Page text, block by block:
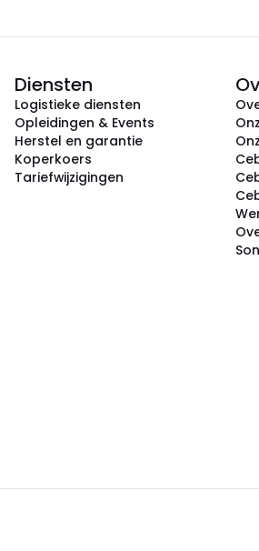
Diensten
Logistieke diensten
Opleidingen & Events
Herstel en garantie
Koperkoers
Tariefwijzigingen